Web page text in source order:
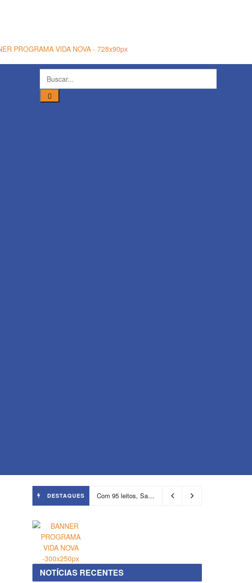
DESTAQUES Com 95 leitos, Salvador ganha hospital focado em transição de cuidados
NOTÍCIAS RECENTES